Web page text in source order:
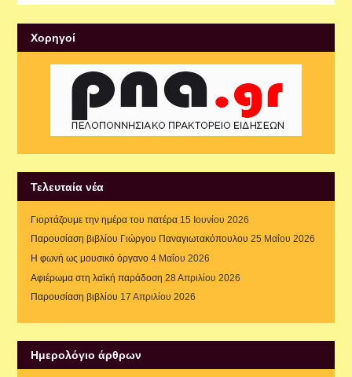
Xορηγοί
Τελευταία νέα
Γιορτάζουμε την ημέρα του πατέρα 15 Ιουνίου 2026
Παρουσίαση βιβλίου Γιώργου Παναγιωτακόπουλου 25 Μαΐου 2026
Η φωνή ως μουσικό όργανο 4 Μαΐου 2026
Αφιέρωμα στη λαϊκή παράδοση 28 Απριλίου 2026
Παρουσίαση βιβλίου 17 Απριλίου 2026
Ημερολόγιο άρθρων